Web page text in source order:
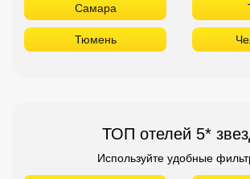
Самара
Тюмень
ТОП отелей 5*
Используйте удобные